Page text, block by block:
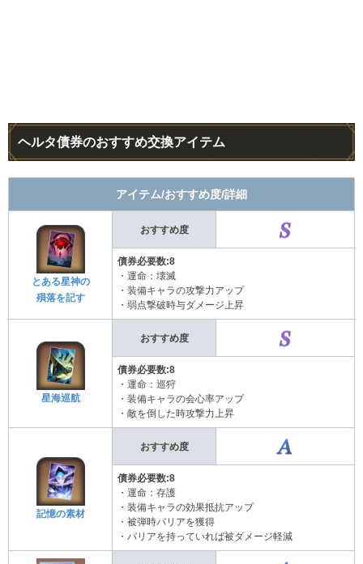
ヘルタ債券のおすすめ交換アイテム
アイテム/おすすめ度/詳細
とある星神の
殞落を記す
おすすめ度
債券必要数:8
・運命：壊滅
・装備キャラの攻撃力アップ
・弱点撃破時与ダメージ上昇
星海巡航
おすすめ度
債券必要数:8
・運命：巡狩
・装備キャラの会心率アップ
・敵を倒した時攻撃力上昇
記憶の素材
おすすめ度
債券必要数:8
・運命：存護
・装備キャラの効果抵抗アップ
・被弾時バリアを獲得
・バリアを持っていれば被ダメージ軽減